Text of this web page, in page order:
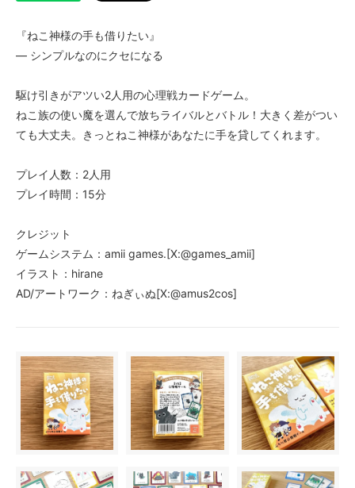
『ねこ神様の手も借りたい』
— シンプルなのにクセになる
駆け引きがアツい2人用の心理戦カードゲーム。
ねこ族の使い魔を選んで放ちライバルとバトル！大きく差がつい
ても大丈夫。きっとねこ神様があなたに手を貸してくれます。
プレイ人数：2人用
プレイ時間：15分
クレジット
ゲームシステム：amii games.[X:@games_amii]
イラスト：hirane
AD/アートワーク：ねぎぃぬ[X:@amus2cos]